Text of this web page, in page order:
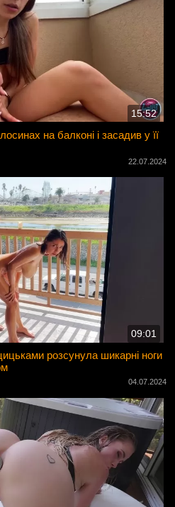
15:52
на балконі і засадив у її
22.07.2024
09:01
розсунула шикарні ноги
04.07.2024